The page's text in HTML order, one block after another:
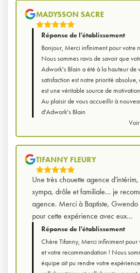
MADYSSON SACRE
5
Étoiles
Sur
Réponse de l'établissement
Bonjour, Merci infiniment pour votre
Nous sommes ravis de savoir que
Adwork's Blain a été à la hauteur de
satisfaction est notre priorité
est une véritable source de
Au plaisir de vous accueillir à
d'Adwork's Blain
TIFANNY FLEURY
5
Étoiles
Sur
5
Une très chouette agence
sympa, drôle et familiale... je
agence. Merci à Baptiste, Gwendo
pour cette expérience avec eux...
Réponse de l'établissement
Chère Tifanny, Merci infiniment pour
et votre recommandation ! Nous
équipe ait pu rendre votre